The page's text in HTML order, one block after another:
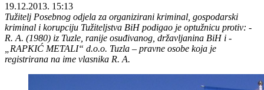
19.12.2013. 15:13
Tužitelj Posebnog odjela za organizirani kriminal, gospodarski
kriminal i korupciju Tužiteljstva BiH podigao je optužnicu protiv: -
R. A. (1980) iz Tuzle, ranije osuđivanog, državljanina BiH i -
„RAPKIĆ METALI“ d.o.o. Tuzla – pravne osobe koja je
registrirana na ime vlasnika R. A.